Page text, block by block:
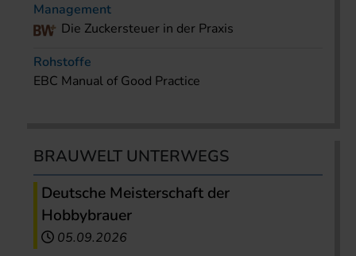
Management
Die Zuckersteuer in der Praxis
Rohstoffe
EBC Manual of Good Practice
BRAUWELT UNTERWEGS
Deutsche Meisterschaft der
Hobbybrauer
05.09.2026